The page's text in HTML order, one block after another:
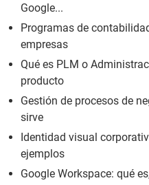
Google...
Programas de
empresas
Qué es PLM o
producto
Gestión de procesos de
sirve
Identidad visual
ejemplos
Google Workspace: qué